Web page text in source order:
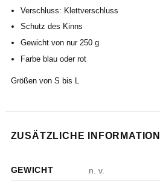
Verschluss: Klettverschluss
Schutz des Kinns
Gewicht von nur 250 g
Farbe blau oder rot
Größen von S bis L
ZUSÄTZLICHE
GEWICHT n. v.